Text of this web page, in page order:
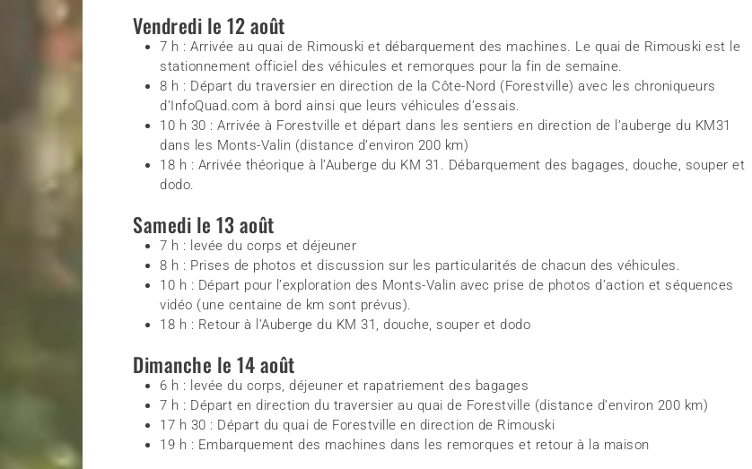
Vendredi le 12 août
7 h : Arrivée au quai de Rimouski et débarquement des machines. Le quai de Rimouski est le
stationnement officiel des véhicules et remorques pour la fin de semaine.
8 h : Départ du traversier en direction de la Côte-Nord (Forestville) avec les chroniqueurs
d’InfoQuad.com à bord ainsi que leurs véhicules d’essais.
10 h 30 : Arrivée à Forestville et départ dans les sentiers en direction de l’auberge du KM31
dans les Monts-Valin (distance d’environ 200 km)
18 h : Arrivée théorique à l’Auberge du KM 31. Débarquement des bagages, douche, souper et
dodo.
Samedi le 13 août
7 h : levée du corps et déjeuner
8 h : Prises de photos et discussion sur les particularités de chacun des véhicules.
10 h : Départ pour l’exploration des Monts-Valin avec prise de photos d’action et séquences
vidéo (une centaine de km sont prévus).
18 h : Retour à l’Auberge du KM 31, douche, souper et dodo
Dimanche le 14 août
6 h : levée du corps, déjeuner et rapatriement des bagages
7 h : Départ en direction du traversier au quai de Forestville (distance d’environ 200 km)
17 h 30 : Départ du quai de Forestville en direction de Rimouski
19 h : Embarquement des machines dans les remorques et retour à la maison